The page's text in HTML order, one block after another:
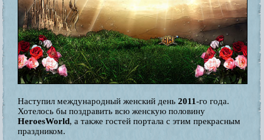
Наступил международный женский день 2011-го года.
Хотелось бы поздравить всю женскую половину
HeroesWorld, а также гостей портала с этим прекрасным
праздником.